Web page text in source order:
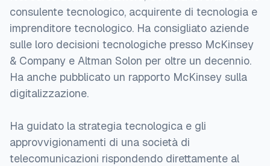
consulente tecnologico, acquirente di tecnologia e
imprenditore tecnologico. Ha consigliato aziende
sulle loro decisioni tecnologiche presso McKinsey
& Company e Altman Solon per oltre un decennio.
Ha anche pubblicato un rapporto McKinsey sulla
digitalizzazione.
Ha guidato la strategia tecnologica e gli
approvvigionamenti di una società di
telecomunicazioni rispondendo direttamente al